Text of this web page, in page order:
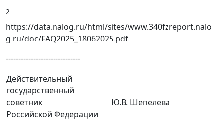
2
https://data.nalog.ru/html/sites/www.340fzreport.nalo
g.ru/doc/FAQ2025_18062025.pdf
------------------------------
Действительный
государственный
советник
Российской Федерации
Ю.В. Шепелева